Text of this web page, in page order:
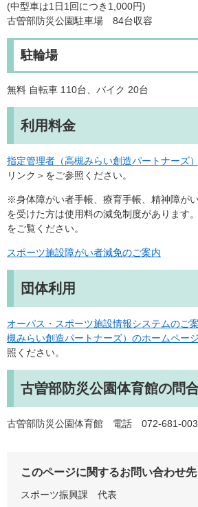
(中型車は1日1回につき1,000円)
古曽部防災公園駐車場 84台収容
駐輪場
無料 自転車 110台、バイク 20台
利用料金
指定管理者（高槻みらい創造パートナーズ
リンク＞ をご参照ください。
※身体障がい者手帳、療育手帳、精神障が
を受けた方は使用料の減免制度があります
をご覧ください。
スポーツ施設障がい者減免のご案内
団体利用
オーパス・スポーツ施設情報システムのご
槻みらい創造パートナーズ）のホームページ
照ください。
古曽部防災公園体育館の問
古曽部防災公園体育館 電話 072-681-
このページに関するお問い合わせ先
スポーツ振興課
代表